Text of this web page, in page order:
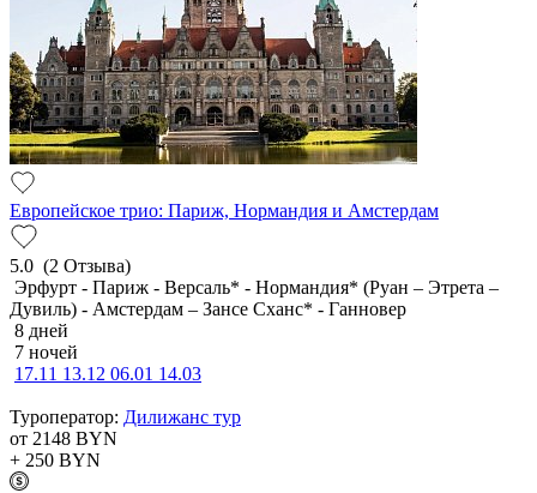
Европейское трио: Париж, Нормандия и Амстердам
5.0 (2 Отзыва)
Эрфурт - Париж - Версаль* - Нормандия* (Руан – Этрета –
Дувиль) - Амстердам – Зансе Сханс* - Ганновер
8 дней
7 ночей
17.11 13.12 06.01 14.03
Туроператор: Дилижанс тур
от 2148 BYN
+ 250 BYN